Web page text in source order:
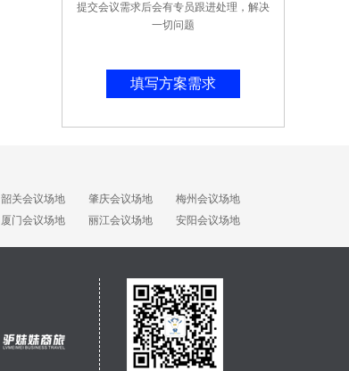
提交会议需求后会有专员跟进处理，解决
一切问题
填写方案需求
韶关会议场地 肇庆会议场地
梅州会议场地
厦门会议场地 丽江会议场地 安阳会议场地